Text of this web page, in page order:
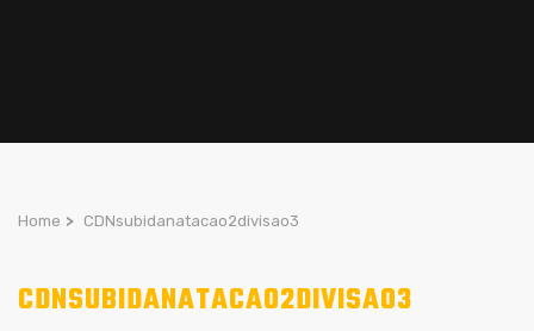
Home > CDNsubidanatacao2divisao3
CDNSUBIDANATACAO2DIVISAO3